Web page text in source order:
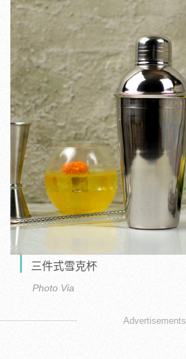
三件式雪克杯
Photo Via
Advertisements